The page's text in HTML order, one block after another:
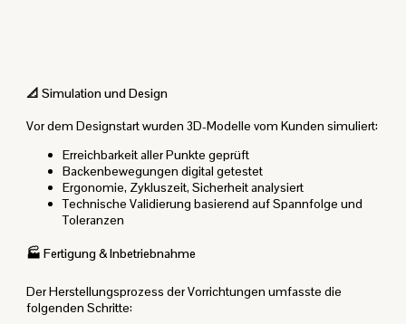
📐 Simulation und Design
Vor dem Designstart wurden 3D-Modelle vom Kunden simuliert:
Erreichbarkeit aller Punkte geprüft
Backenbewegungen digital getestet
Ergonomie, Zykluszeit, Sicherheit analysiert
Technische Validierung basierend auf Spannfolge und
Toleranzen
🏭 Fertigung & Inbetriebnahme
Der Herstellungsprozess der Vorrichtungen umfasste die
folgenden Schritte: